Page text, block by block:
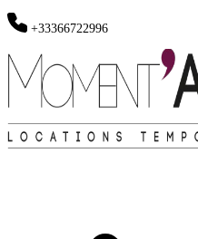
+33366722996